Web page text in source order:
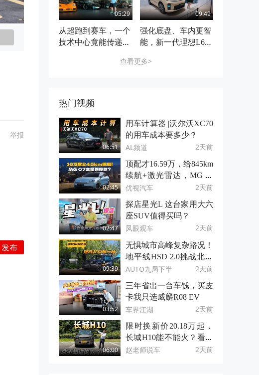
举报
发布
05:29
从超跑到赛车，一个
技术中心竟能传递迈
09:49
强化底盘、车内更智
能，新一代理想L6又
查看更多>
热门视频
06:51
用车计算器 |沃尔沃XC70
的用车成本要多少？
AL频道 2天前
02:45
顶配才16.59万，给845km
续航+激光雷达，MG 07
这是掀桌子了？
优视汽车 2天前
02:47
探店星光L 这台家用大六
座SUV值得买吗？
凤眼观车 2天前
09:39
无惧城市高峰复杂路况！
地平线HSD 2.0挑战北京
东三环
AUTO九局下半 2天前
03:52
三年省出一台车钱，买皮
卡我只选威麟R08 EV
车界江湖 2天前
06:00
限时换新价20.18万起，
长城H10能不能火？看看
它的6个小秘密！
赵老师说车 2天前